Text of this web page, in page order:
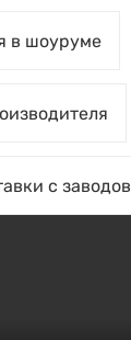
в шоуруме
с заводов